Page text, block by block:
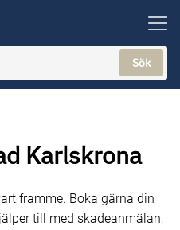
Sök
Karlskrona
framme. Boka gärna din
till med skadeanmälan,